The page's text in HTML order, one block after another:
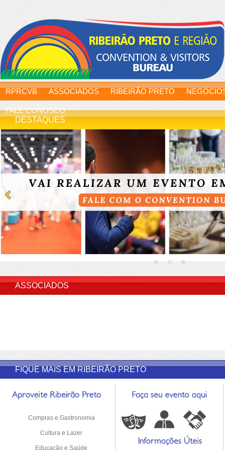
RPRCVB ASSOCIADOS RIBEIRÃO PRETO
FALE CONOSCO
DESTAQUES
ASSOCIADOS
FIQUE MAIS EM RIBEIRÃO PRETO
Compras e Gastronomia
Cultura e Lazer
Educação e Saúde